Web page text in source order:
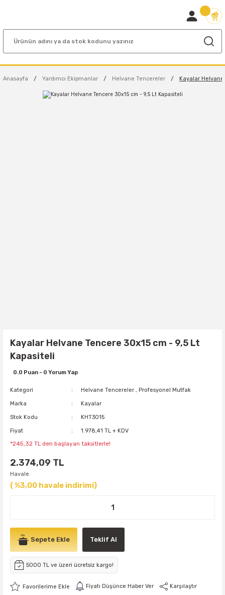
Anasayfa Yardımcı Ekipmanlar Helvane Tencereler Kayalar
Kayalar Helvane Tencere 30x15 cm - 9,5 Lt
Kapasiteli
0.0 Puan - 0 Yorum Yap
Kategori Helvane Tencereler , Profesyonel Mutfak
Marka Kayalar
Stok Kodu KHT3015
Fiyat 1.978,41 TL + KDV
*245,32 TL den başlayan taksitlerle!
2.374,09 TL
Havale
( %3,00 havale indirimi)
Sepete Ekle Teklif Al
5000 TL ve üzeri ücretsiz kargo!
Fiyatı Düşünce Haber Ver Karşılaştır